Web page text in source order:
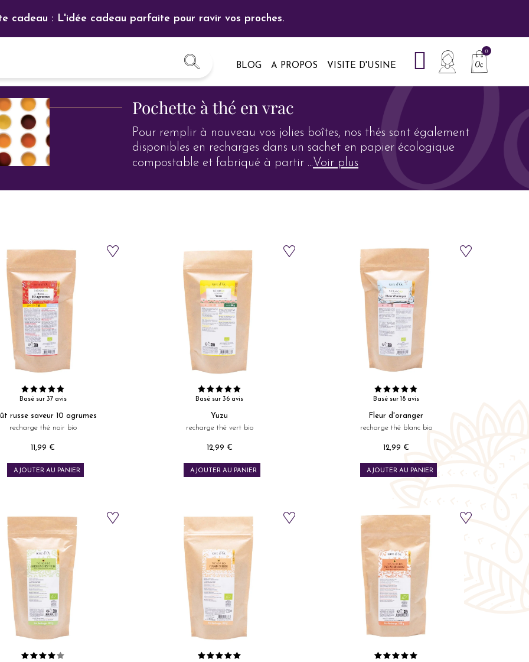
cadeau : L'idée cadeau parfaite pour ravir vos proches.
BLOG A PROPOS VISITE D'USINE
Pochette à thé en vrac
Pour remplir à nouveau vos jolies boîtes, nos thés sont également
disponibles en recharges dans un sachet en papier écologique
compostable et fabriqué à partir ...Voir plus
Basé sur 37 avis
russe saveur 10 agrumes
recharge thé noir bio
Prix
11,99 €
AJOUTER AU PANIER
Basé sur 36 avis
Yuzu
recharge thé vert bio
Prix
12,99 €
AJOUTER AU PANIER
Basé sur 18 avis
Fleur d'oranger
recharge thé blanc bio
Prix
12,99 €
AJOUTER AU PANIER